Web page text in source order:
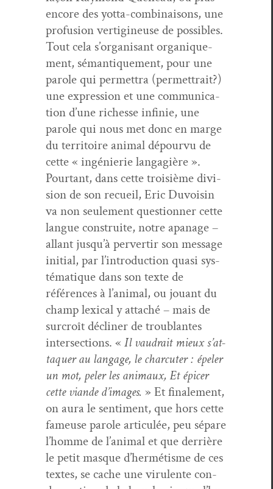
encore des yot­ta-com­bi­naisons, une
pro­fu­sion ver­tig­ineuse de pos­si­bles.
Tout cela s’or­gan­isant organique­
ment, séman­tique­ment, pour une
parole qui per­me­t­tra (per­me­t­trait?)
une expres­sion et une com­mu­ni­ca­
tion d’une richesse infinie, une
parole qui nous met donc en marge
du ter­ri­toire ani­mal dépourvu de
cette « ingénierie lan­gag­ière ».
Pour­tant, dans cette troisième divi­
sion de son recueil, Eric Duvoisin
va non seule­ment ques­tion­ner cette
langue con­stru­ite, notre apanage –
allant jusqu’à per­ver­tir son mes­sage
ini­tial, par l’in­tro­duc­tion qua­si sys­
té­ma­tique dans son texte de
références à l’an­i­mal, ou jouant du
champ lex­i­cal y attaché – mais de
sur­croît déclin­er de trou­blantes
inter­sec­tions. « Il vaudrait mieux s’at­
ta­quer au lan­gage, le char­cuter : épel­er
un mot, pel­er les ani­maux, Et épicer
cette viande d’im­ages. » Et finale­ment,
on aura le sen­ti­ment, que hors cette
fameuse parole artic­ulée, peu sépare
l’homme de l’an­i­mal et que der­rière
le petit masque d’her­métisme de ces
textes, se cache une vir­u­lente con­